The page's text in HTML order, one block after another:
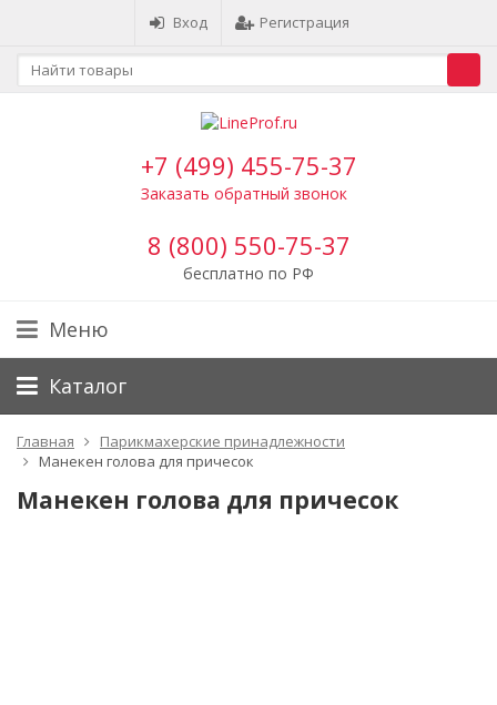
Вход Регистрация
+7 (499) 455-75-37
Заказать обратный звонок
8 (800) 550-75-37
бесплатно по РФ
Меню
Каталог
Главная
Парикмахерские принадлежности
Манекен голова для причесок
Манекен голова для причесок